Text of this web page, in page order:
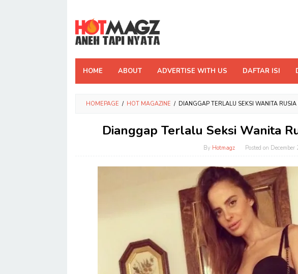
content
HOME ABOUT ADVERTISE WITH US DAFTAR ISI
HOMEPAGE / HOT MAGAZINE / DIANGGAP TERLALU SEKSI WANITA
Dianggap Terlalu Seksi Wanita
By Hotmagz Posted on